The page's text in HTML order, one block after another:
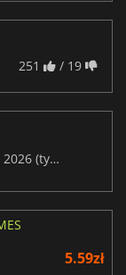
251 / 19
Premiery gier wideo w tym tygodniu - maj 2026 (tydzień 21)
5.59zł